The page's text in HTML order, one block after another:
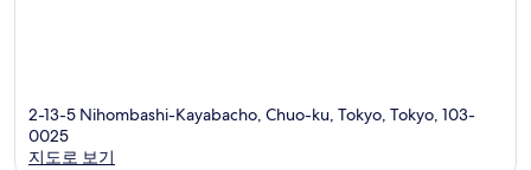
2-13-5 Nihombashi-Kayabacho, Chuo-ku, Tokyo, Tokyo, 103-
0025
지도로 보기